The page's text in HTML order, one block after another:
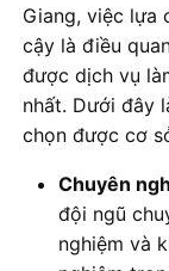
Giang, việc lựa
cậy là điều
được dịch vụ
nhất. Dưới đây
chọn được cơ
Chuyên
đội ngũ
nghiệm và